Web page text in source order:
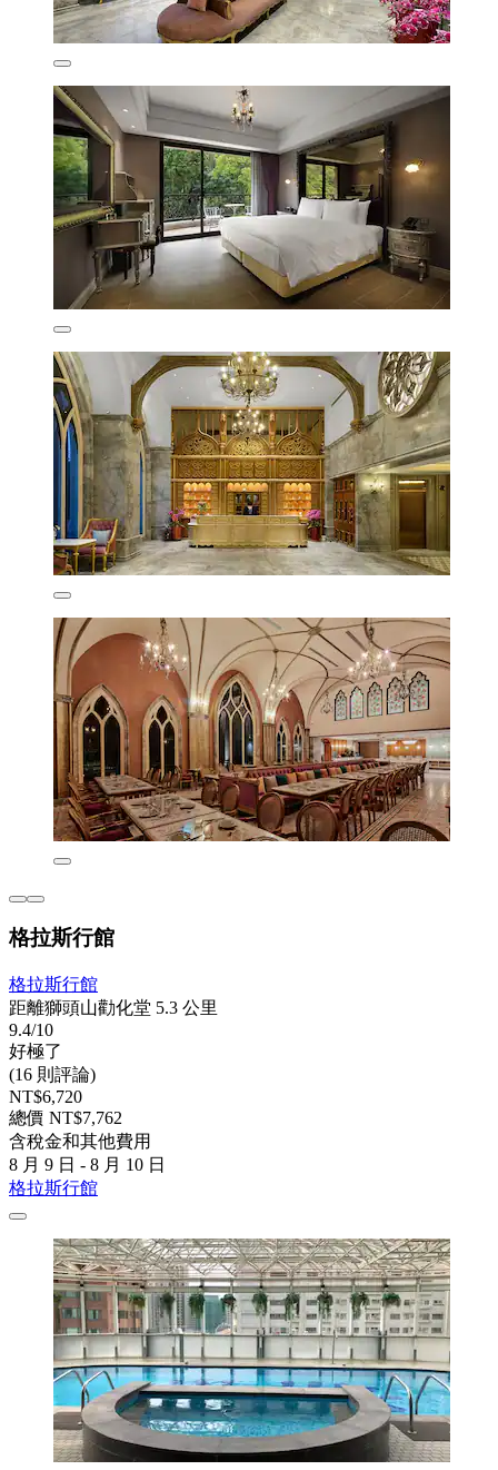
格拉斯行館
格拉斯行館
距離獅頭山勸化堂 5.3 公里
9.4/10
好極了
(16 則評論)
NT$6,720
總價 NT$7,762
含稅金和其他費用
8 月 9 日 - 8 月 10 日
格拉斯行館